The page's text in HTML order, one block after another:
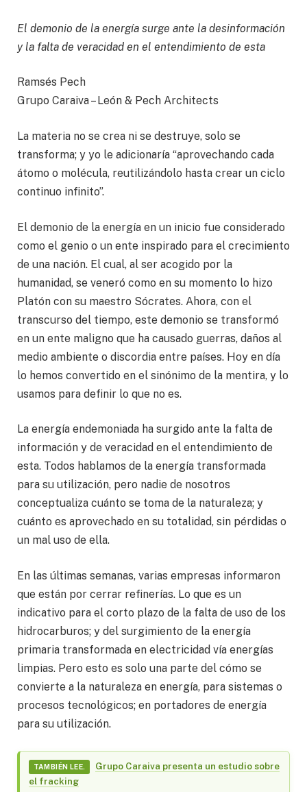
El demonio de la energía surge ante la desinformación
y la falta de veracidad en el entendimiento de esta
Ramsés Pech
Grupo Caraiva – León & Pech Architects
La materia no se crea ni se destruye, solo se
transforma; y yo le adicionaría “aprovechando cada
átomo o molécula, reutilizándolo hasta crear un ciclo
continuo infinito”.
El demonio de la energía en un inicio fue considerado
como el genio o un ente inspirado para el crecimiento
de una nación. El cual, al ser acogido por la
humanidad, se veneró como en su momento lo hizo
Platón con su maestro Sócrates. Ahora, con el
transcurso del tiempo, este demonio se transformó
en un ente maligno que ha causado guerras, daños al
medio ambiente o discordia entre países. Hoy en día
lo hemos convertido en el sinónimo de la mentira, y lo
usamos para definir lo que no es.
La energía endemoniada ha surgido ante la falta de
información y de veracidad en el entendimiento de
esta. Todos hablamos de la energía transformada
para su utilización, pero nadie de nosotros
conceptualiza cuánto se toma de la naturaleza; y
cuánto es aprovechado en su totalidad, sin pérdidas o
un mal uso de ella.
En las últimas semanas, varias empresas informaron
que están por cerrar refinerías. Lo que es un
indicativo para el corto plazo de la falta de uso de los
hidrocarburos; y del surgimiento de la energía
primaria transformada en electricidad vía energías
limpias. Pero esto es solo una parte del cómo se
convierte a la naturaleza en energía, para sistemas o
procesos tecnológicos; en portadores de energía
para su utilización.
TAMBIÉN LEE.
Grupo Caraiva presenta un estudio sobre
el fracking